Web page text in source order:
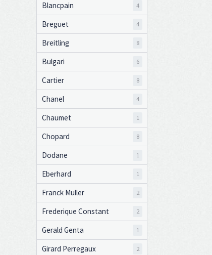
Blancpain 4
Breguet 4
Breitling 8
Bulgari 6
Cartier 8
Chanel 4
Chaumet 1
Chopard 8
Dodane 1
Eberhard 1
Franck Muller 2
Frederique Constant 2
Gerald Genta 1
Girard Perregaux 2